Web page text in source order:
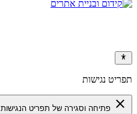
תפריט נגישות
close פתיחה וסגירה של תפריט הנגישות